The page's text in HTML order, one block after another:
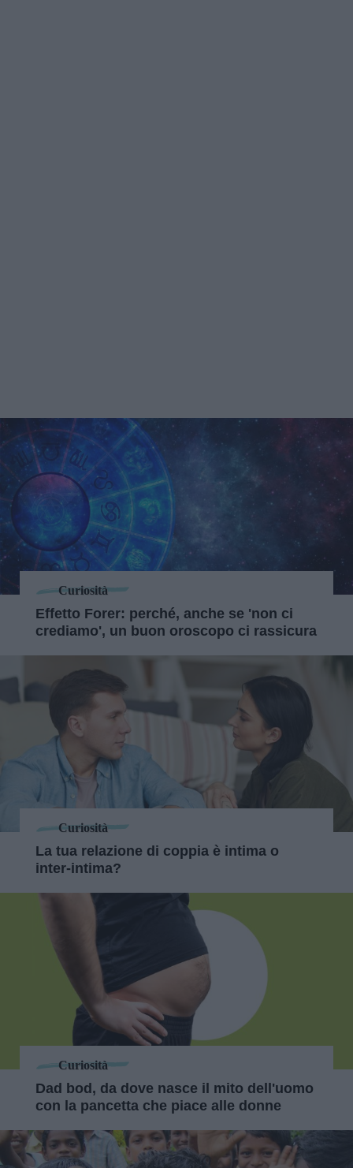
Curiosità
Effetto Forer: perché, anche se 'non ci
crediamo', un buon oroscopo ci rassicura
Curiosità
La tua relazione di coppia è intima o
inter-intima?
Curiosità
Dad bod, da dove nasce il mito dell'uomo
con la pancetta che piace alle donne